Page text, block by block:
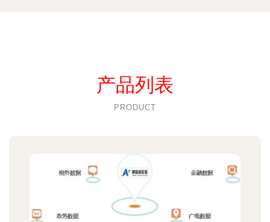
产品列表
PRODUCT